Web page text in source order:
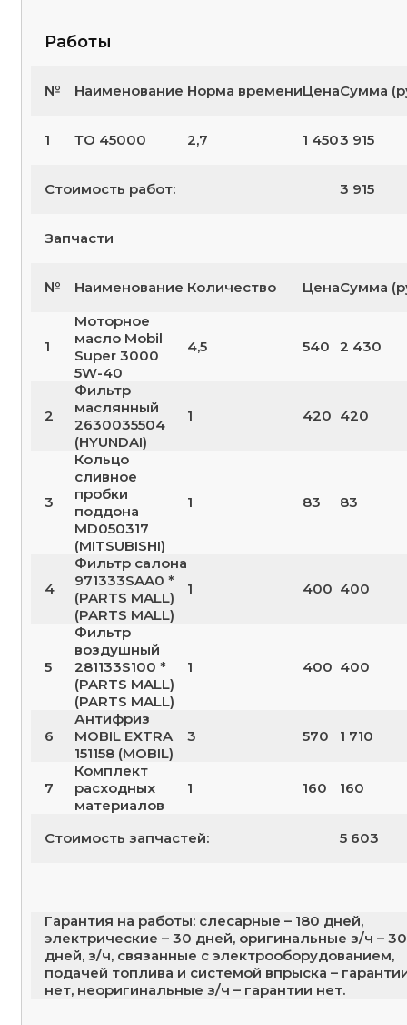
Работы
№ Наименование Норма времениЦенаСумма
1 ТО 45000 2,7 1 4503 915
Стоимость работ: 3 915
Запчасти
№ Наименование Количество ЦенаСумма
1
Моторное
масло Mobil
Super 3000
5W-40
4,5 540 2 430
2
Фильтр
маслянный
2630035504
(HYUNDAI)
1 420 420
3
Кольцо
сливное
пробки
поддона
MD050317
(MITSUBISHI)
1 83 83
4
Фильтр салона
971333SAA0 *
(PARTS MALL)
(PARTS MALL)
1 400 400
5
Фильтр
воздушный
281133S100 *
(PARTS MALL)
(PARTS MALL)
1 400 400
6
Антифриз
MOBIL EXTRA
151158 (MOBIL)
3 570 1 710
7
Комплект
расходных
материалов
1 160 160
Стоимость запчастей: 5 603
Гарантия на работы: слесарные – 180 дней,
электрические – 30 дней, оригинальные з/ч – 30
дней, з/ч, связанные с электрооборудованием,
подачей топлива и системой впрыска –
нет, неоригинальные з/ч – гарантии нет.